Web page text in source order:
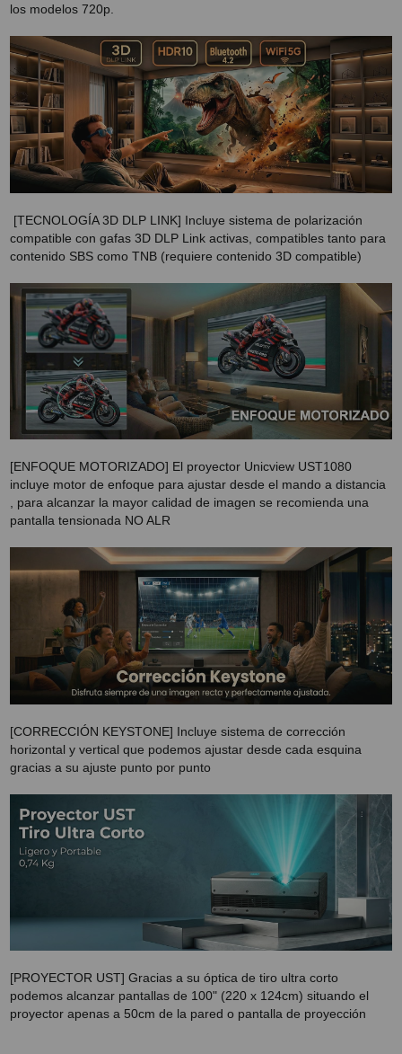
Lunes a Viernes:
Asistencia Técnica:
soporte@proyectorbarato.com
los modelos 720p.
[TECNOLOGÍA 3D DLP LINK] Incluye sistema de polarización
compatible con gafas 3D DLP Link activas, compatibles tanto para
contenido SBS como TNB (requiere contenido 3D compatible)
[ENFOQUE MOTORIZADO] El proyector Unicview UST1080
incluye motor de enfoque para ajustar desde el mando a distancia
, para alcanzar la mayor calidad de imagen se recomienda una
pantalla tensionada NO ALR
[CORRECCIÓN KEYSTONE] Incluye sistema de corrección
horizontal y vertical que podemos ajustar desde cada esquina
gracias a su ajuste punto por punto
[PROYECTOR UST] Gracias a su óptica de tiro ultra corto
podemos alcanzar pantallas de 100" (220 x 124cm) situando el
proyector apenas a 50cm de la pared o pantalla de proyección